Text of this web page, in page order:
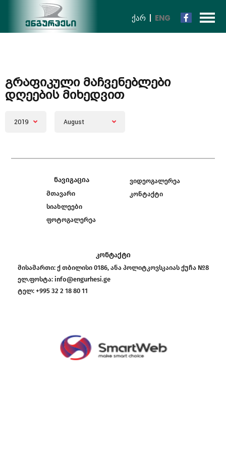
ᲥᲐᲠ ENG
Გრაფიკული Მაჩვენებლები
Დღეების Მიხედვით
2019 August
ნავიგაცია
მთავარი
სიახლეები
ფოტოგალერეა
ვიდეოგალერეა
კონტაქტი
კონტაქტი
მისამართი: ქ თბილისი 0186, ანა პოლიტკოვსკაიას ქუჩა №8
ელ.ფოსტა: info@engurhesi.ge
ტელ: +995 32 2 18 80 11